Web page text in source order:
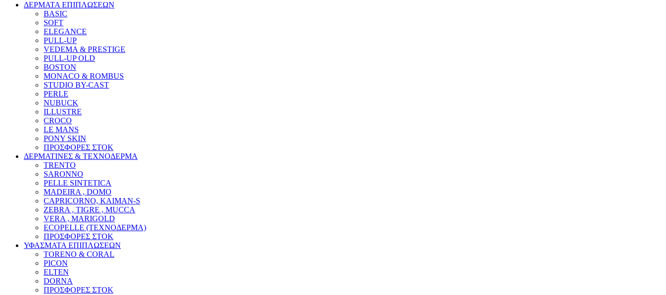
ΔΕΡΜΑΤΑ ΕΠΙΠΛΩΣΕΩΝ
BASIC
SOFT
ELEGANCE
PULL-UP
VEDEMA & PRESTIGE
PULL-UP OLD
BOSTON
MONACO & ROMBUS
STUDIO BY-CAST
PERLE
NUBUCK
ILLUSTRE
CROCO
LE MANS
PONY SKIN
ΠΡΟΣΦΟΡΕΣ ΣΤΟΚ
ΔΕΡΜΑΤΙΝΕΣ & ΤΕΧΝΟΔΕΡΜΑ
TRENTO
SARONNO
PELLE SINTETICA
MADEIRA , DOMO
CAPRICORNO, KAIMAN-S
ZEBRA , TIGRE , MUCCA
VERA , MARIGOLD
ECOPELLE (ΤΕΧΝΟΔΕΡΜΑ)
ΠΡΟΣΦΟΡΕΣ ΣΤΟΚ
ΥΦΑΣΜΑΤΑ ΕΠΙΠΛΩΣΕΩΝ
TORENO & CORAL
PICON
ELTEN
DORNA
ΠΡΟΣΦΟΡΕΣ ΣΤΟΚ